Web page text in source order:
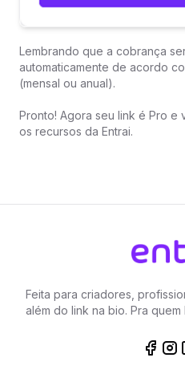
Lembrando que a cobrança
automaticamente de acordo
(mensal ou anual).
Pronto! Agora seu link é Pro
os recursos da Entrai.
Feita para criadores,
além do link na bio. Pra